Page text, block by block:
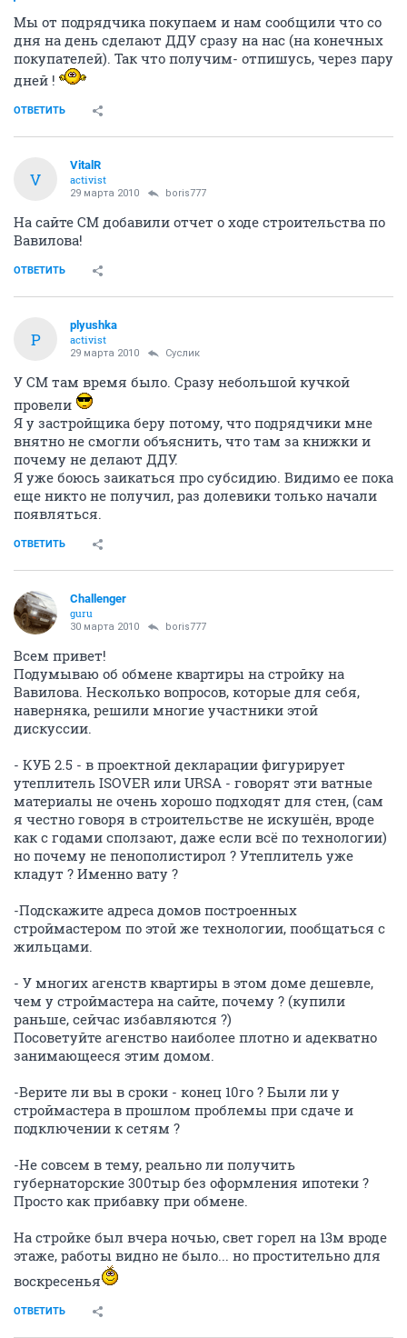
Мы от подрядчика покупаем и нам сообщили что со
дня на день сделают ДДУ сразу на нас (на конечных
покупателей). Так что получим- отпишусь, через пару
дней !
ОТВЕТИТЬ
V
VitalR
activist
29 марта 2010 boris777
На сайте СМ добавили отчет о ходе строительства по
Вавилова!
ОТВЕТИТЬ
P
plyushka
activist
29 марта 2010 Суслик
У СМ там время было. Сразу небольшой кучкой
провели
Я у застройщика беру потому, что подрядчики мне
внятно не смогли объяснить, что там за книжки и
почему не делают ДДУ.
Я уже боюсь заикаться про субсидию. Видимо ее пока
еще никто не получил, раз долевики только начали
появляться.
ОТВЕТИТЬ
Challenger
guru
30 марта 2010 boris777
Всем привет!
Подумываю об обмене квартиры на стройку на
Вавилова. Несколько вопросов, которые для себя,
наверняка, решили многие участники этой
дискуссии.
- КУБ 2.5 - в проектной декларации фигурирует
утеплитель ISOVER или URSA - говорят эти ватные
материалы не очень хорошо подходят для стен, (сам
я честно говоря в строительстве не искушён, вроде
как с годами сползают, даже если всё по технологии)
но почему не пенополистирол ? Утеплитель уже
кладут ? Именно вату ?
-Подскажите адреса домов построенных
строймастером по этой же технологии, пообщаться с
жильцами.
- У многих агенств квартиры в этом доме дешевле,
чем у строймастера на сайте, почему ? (купили
раньше, сейчас избавляются ?)
Посоветуйте агенство наиболее плотно и адекватно
занимающееся этим домом.
-Верите ли вы в сроки - конец 10го ? Были ли у
строймастера в прошлом проблемы при сдаче и
подключении к сетям ?
-Не совсем в тему, реально ли получить
губернаторские 300тыр без оформления ипотеки ?
Просто как прибавку при обмене.
На стройке был вчера ночью, свет горел на 13м вроде
этаже, работы видно не было... но простительно для
воскресенья
ОТВЕТИТЬ